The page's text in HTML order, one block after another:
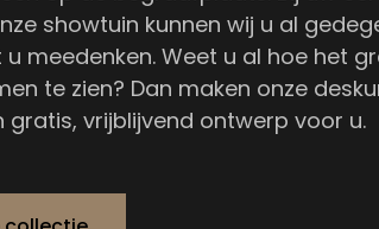
showtuin kunnen wij u al
meedenken. Weet u al hoe het
te zien? Dan maken onze
gratis, vrijblijvend ontwerp voor u.